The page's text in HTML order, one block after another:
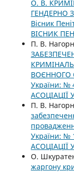
О. В.
ГЕНДЕРНО
Вісник
ВІСНИК
П. В.
ВОЄННОГО
України: №
АСОЦІАЦІЇ
П. В.
України: №
АСОЦІАЦІЇ
О.
жаргону